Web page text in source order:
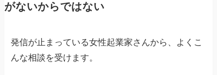
がないからではない
発信が止まっている女性起業家さんから、よくこ
んな相談を受けます。